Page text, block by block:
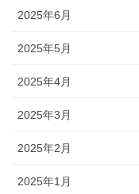
2025年6月
2025年5月
2025年4月
2025年3月
2025年2月
2025年1月